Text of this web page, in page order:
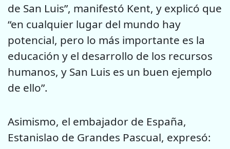
de San Luis”, manifestó Kent, y explicó que
“en cualquier lugar del mundo hay
potencial, pero lo más importante es la
educación y el desarrollo de los recursos
humanos, y San Luis es un buen ejemplo
de ello”.
Asimismo, el embajador de España,
Estanislao de Grandes Pascual, expresó: